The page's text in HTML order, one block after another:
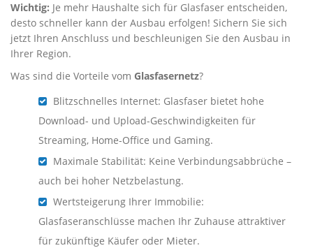
Wichtig: Je mehr Haushalte sich für Glasfaser entscheiden,
desto schneller kann der Ausbau erfolgen! Sichern Sie sich
jetzt Ihren Anschluss und beschleunigen Sie den Ausbau in
Ihrer Region.
Was sind die Vorteile vom Glasfasernetz?
Blitzschnelles Internet: Glasfaser bietet hohe
Download- und Upload-Geschwindigkeiten für
Streaming, Home-Office und Gaming.
Maximale Stabilität: Keine Verbindungsabbrüche –
auch bei hoher Netzbelastung.
Wertsteigerung Ihrer Immobilie:
Glasfaseranschlüsse machen Ihr Zuhause attraktiver
für zukünftige Käufer oder Mieter.